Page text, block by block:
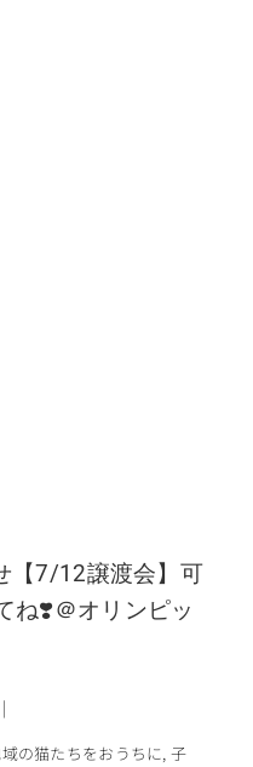
【7/12譲渡会】可
ね❣️＠オリンピッ
|
の猫たちをおうちに,子